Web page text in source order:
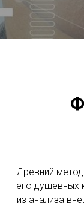
Древний метод
его душевных
из анализа